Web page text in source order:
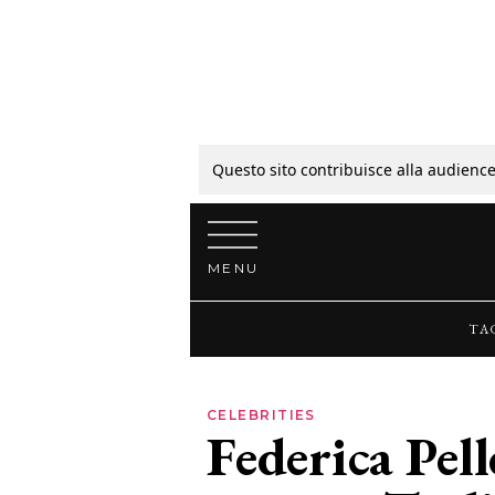
Questo sito contribuisce alla
Vai al contenuto
MENU
CELEBRITIES
Federica